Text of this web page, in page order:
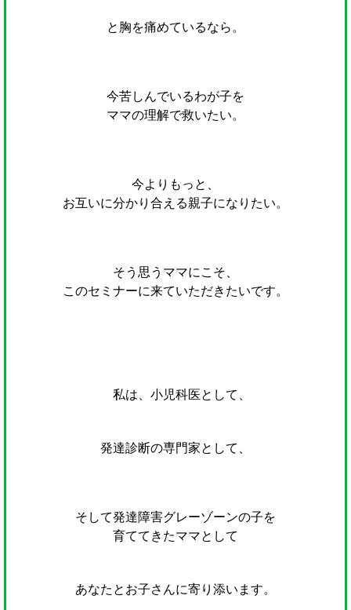
と胸を痛めているなら。
今苦しんでいるわが子を
ママの理解で救いたい。
今よりもっと、
お互いに分かり合える親子になりたい。
そう思うママにこそ、
このセミナーに来ていただきたいです。
私は、小児科医として、
発達診断の専門家として、
そして発達障害グレーゾーンの子を
育ててきたママとして
あなたとお子さんに寄り添います。